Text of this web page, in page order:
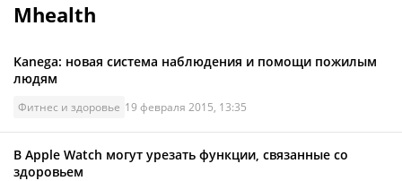
Mhealth
Kanega: новая система наблюдения и помощи пожилым
людям
Фитнес и здоровье 19 февраля 2015, 13:35
В Apple Watch могут урезать функции, связанные со
здоровьем